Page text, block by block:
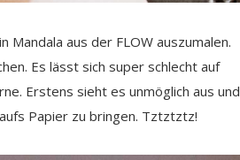
Mandala aus der FLOW auszumalen.
Es lässt sich super schlecht auf
Erstens sieht es unmöglich aus und
Papier zu bringen. Tztztztz!